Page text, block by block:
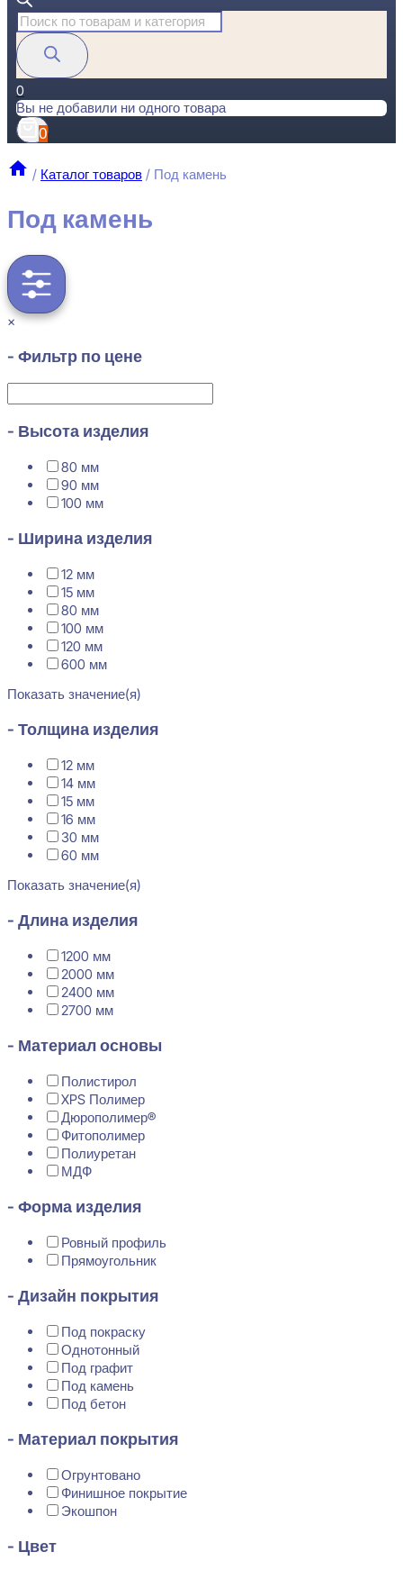
Поиск
товаров
0
Вы не добавили ни одного товара
0
/ Каталог товаров / Под камень
Под камень
×
- Фильтр по цене
- Высота изделия
80 мм
90 мм
100 мм
- Ширина изделия
12 мм
15 мм
80 мм
100 мм
120 мм
600 мм
Показать значение(я)
- Толщина изделия
12 мм
14 мм
15 мм
16 мм
30 мм
60 мм
Показать значение(я)
- Длина изделия
1200 мм
2000 мм
2400 мм
2700 мм
- Материал основы
Полистирол
XPS Полимер
Дюрополимер®
Фитополимер
Полиуретан
МДФ
- Форма изделия
Ровный профиль
Прямоугольник
- Дизайн покрытия
Под покраску
Однотонный
Под графит
Под камень
Под бетон
- Материал покрытия
Огрунтовано
Финишное покрытие
Экошпон
- Цвет